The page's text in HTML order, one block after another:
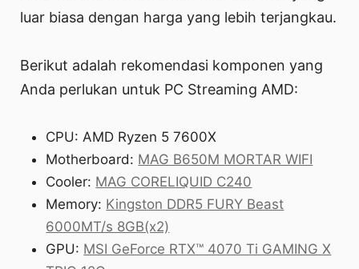
luar biasa dengan harga yang lebih terjangkau.
Berikut adalah rekomendasi komponen yang
Anda perlukan untuk PC Streaming AMD:
CPU: AMD Ryzen 5 7600X
Motherboard: MAG B650M MORTAR WIFI
Cooler: MAG CORELIQUID C240
Memory: Kingston DDR5 FURY Beast
6000MT/s 8GB(x2)
GPU: MSI GeForce RTX™ 4070 Ti GAMING X